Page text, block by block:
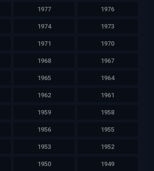
1977 1976
1974 1973
1971 1970
1968 1967
1965 1964
1962 1961
1959 1958
1956 1955
1953 1952
1950 1949